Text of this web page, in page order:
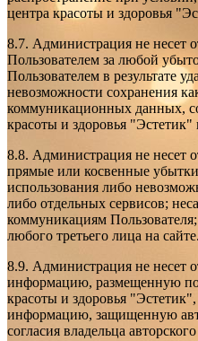
центра красоты и здоровья
8.7. Администрация не несет
Пользователем за любой
Пользователем в результате
невозможности сохранения
коммуникационных данных,
красоты и здоровья "Эстетик"
8.8. Администрация не несет
прямые или косвенные
использования либо
либо отдельных сервисов;
коммуникациям
любого третьего лица на сайте.
8.9. Администрация не несет
информацию, размещенную
красоты и здоровья
информацию, защищенную
согласия владельца